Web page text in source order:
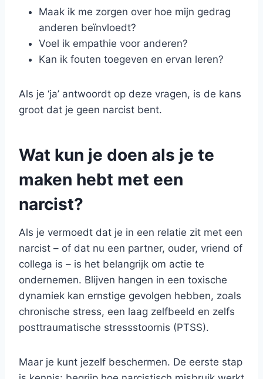
Maak ik me zorgen over hoe mijn gedrag
anderen beïnvloedt?
Voel ik empathie voor anderen?
Kan ik fouten toegeven en ervan leren?
Als je ‘ja’ antwoordt op deze vragen, is de kans
groot dat je geen narcist bent.
Wat kun je doen als je te
maken hebt met een
narcist?
Als je vermoedt dat je in een relatie zit met een
narcist – of dat nu een partner, ouder, vriend of
collega is – is het belangrijk om actie te
ondernemen. Blijven hangen in een toxische
dynamiek kan ernstige gevolgen hebben, zoals
chronische stress, een laag zelfbeeld en zelfs
posttraumatische stressstoornis (PTSS).
Maar je kunt jezelf beschermen. De eerste stap